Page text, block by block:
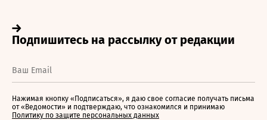
Нажимая кнопку «Подписаться», я даю свое согласие получать письма
от «Ведомости» и подтверждаю, что ознакомился и принимаю
Политику по защите персональных данных